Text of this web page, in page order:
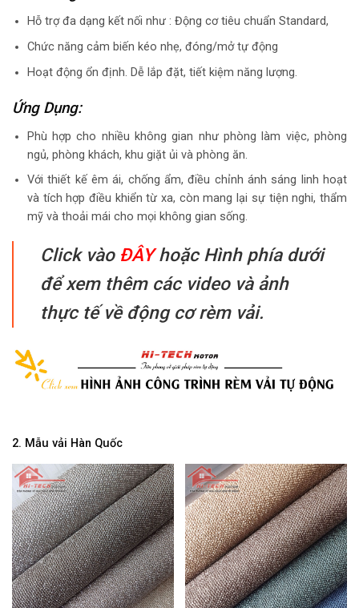
Hỗ trợ đa dạng kết nối như : Động cơ tiêu chuẩn Standard,
Chức năng cảm biến kéo nhẹ, đóng/mở tự động
Hoạt động ổn định. Dễ lắp đặt, tiết kiệm năng lượng.
Ứng Dụng:
Phù hợp cho nhiều không gian như phòng làm việc, phòng
ngủ, phòng khách, khu giặt ủi và phòng ăn.
Với thiết kế êm ái, chống ẩm, điều chỉnh ánh sáng linh hoạt
và tích hợp điều khiển từ xa, còn mang lại sự tiện nghi, thẩm
mỹ và thoải mái cho mọi không gian sống.
Click vào ĐÂYhoặc Hình phía dưới
để xem thêm các video và ảnh
thực tế về động cơ rèm vải.
2. Mẫu vải Hàn Quốc